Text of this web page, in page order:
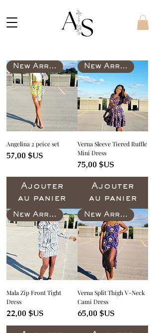
New Arrival
Angelina 2 peice set
Prix
57,00 $US
Ajouter
au panier
New Arrival
Verna Sleeve Tiered Ruffle
Mini Dress
Prix
75,00 $US
Ajouter
au panier
New Arrival
Mala Zip Front Tight
Dress
Prix
22,00 $US
New Arrival
Verna Split Thigh V-Neck
Cami Dress
Prix
65,00 $US